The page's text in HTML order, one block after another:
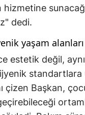
hizmetine
dedi.
yaşam alanları
estetik değil,
standartlara
çizen Başkan,